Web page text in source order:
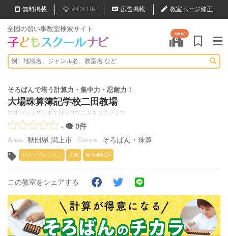
無料掲載 PICK UP 広告掲載 教室ページ修正
全国の習い事教室検索サイト
new
そろばんで培う計算力・集中力・忍耐力！
大場珠算簿記学校二田教場
オオバシュザンボキガッコウニタキョウジョウ
-
0件
秋田県 潟上市
そろばん・珠算
グループレッスン 人気 初心者歓迎
この教室をシェアする